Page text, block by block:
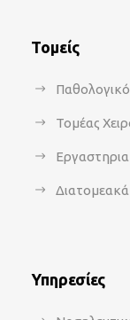
Τομείς
Τομέας
Υπηρεσίες